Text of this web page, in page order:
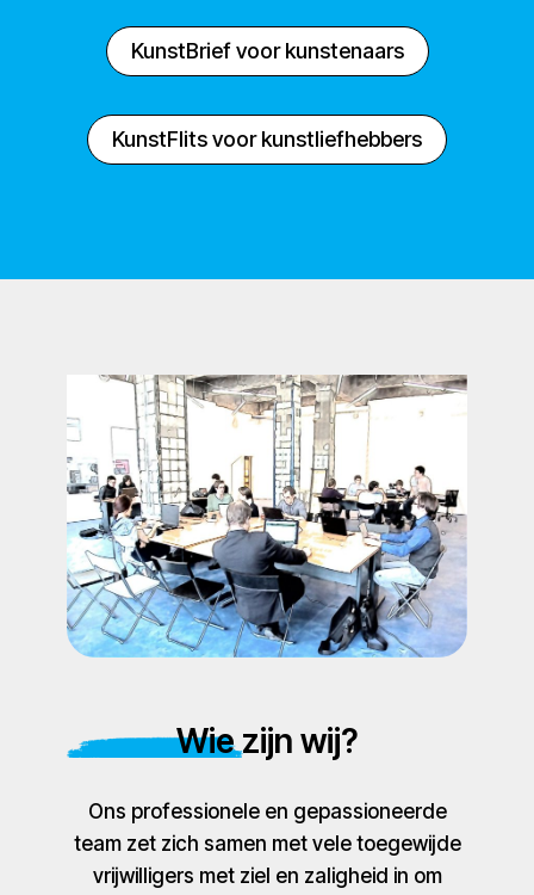
KunstBrief voor kunstenaars
KunstFlits voor kunstliefhebbers
Wie zijn wij?
Ons professionele en gepassioneerde
team zet zich samen met vele toegewijde
vrijwilligers met ziel en zaligheid in om